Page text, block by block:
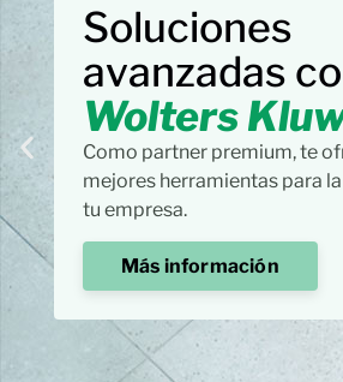
Soluciones
avanzadas
Wolters
Como partner premium, te
mejores herramientas para
tu empresa.
Más información